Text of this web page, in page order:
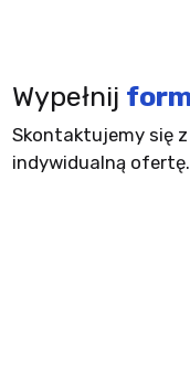
Wypełnij
Skontaktujemy się
indywidualną ofertę.